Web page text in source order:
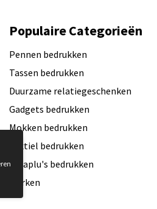
Populaire Categorieën
Pennen bedrukken
Tassen bedrukken
Duurzame relatiegeschenken
Gadgets bedrukken
Mokken bedrukken
Textiel bedrukken
Paraplu's bedrukken
Merken